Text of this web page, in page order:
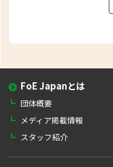
FoE Japanとは
団体概要
メディア掲載情報
スタッフ紹介